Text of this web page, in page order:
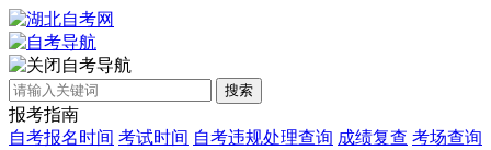
自考导航
搜索
报考指南
自考报名时间 考试时间 自考违规处理查询 成绩复查 考场查询